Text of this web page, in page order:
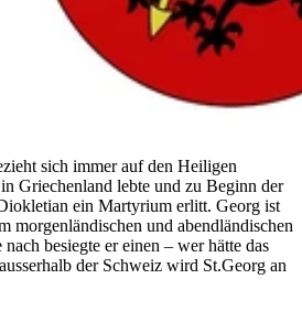
sich immer auf den Heiligen
Griechenland lebte und zu Beginn der
ein Martyrium erlitt. Georg ist
morgenländischen und abendländischen
besiegte er einen – wer hätte das
der Schweiz wird St.Georg an